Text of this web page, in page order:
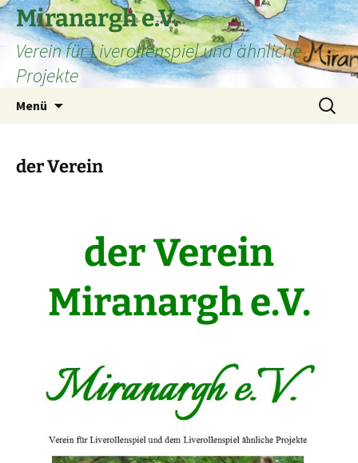
Zum
Inhalt
springen
Miranargh e.V.
Verein für Liverollenspiel und ähnliche
Projekte
Menü
Suche
nach:
der Verein
der Verein
Miranargh e.V.